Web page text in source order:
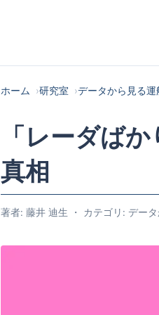
ホーム 研究室 データから見る運
「レーダば
真相
著者: 藤井 迪生 ・ カテゴリ: デー